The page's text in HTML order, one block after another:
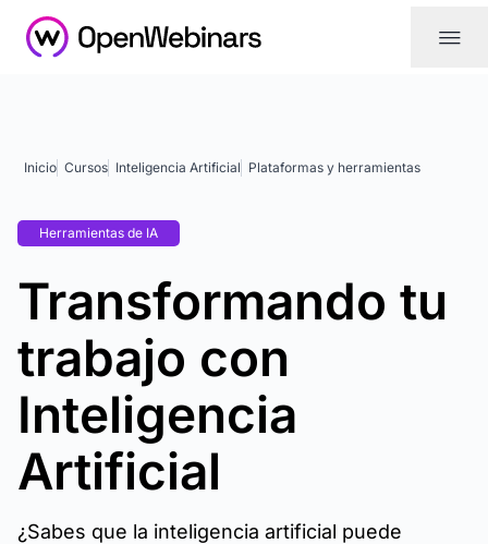
|||
Inicio Cursos Inteligencia Artificial Plataformas y herramientas
Herramientas de IA
Transformando tu
trabajo con
Inteligencia
Artificial
¿Sabes que la inteligencia artificial puede